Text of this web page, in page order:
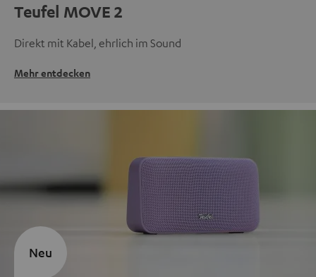
Teufel MOVE 2
Direkt mit Kabel, ehrlich im Sound
Mehr entdecken
Neu